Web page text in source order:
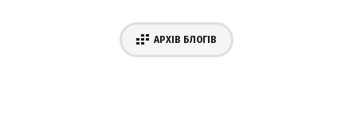
АРХІВ БЛОГІВ